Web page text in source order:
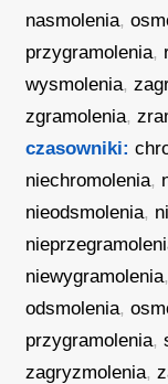
nasmolenia,
przygramolenia,
wysmolenia,
zgramolenia,
czasowniki:
niechromolenia,
nieodsmolenia,
niewygramolenia,
odsmolenia,
przygramolenia,
zagryzmolenia,